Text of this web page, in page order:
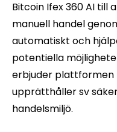
Bitcoin Ifex 360 AI till
manuell handel
automatiskt och
potentiella
erbjuder plattformen
upprätthåller sv
handelsmiljö.